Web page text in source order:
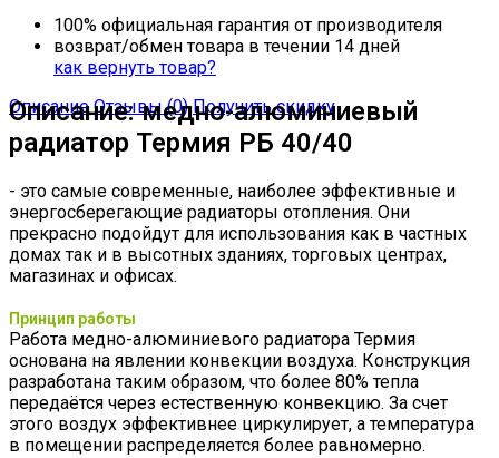
100% официальная гарантия от производителя
возврат/обмен товара в течении 14 дней
как вернуть товар?
Описание Отзывы (0) Получить скидку
Описание: медно-алюминиевый
радиатор Термия РБ 40/40
- это самые современные, наиболее эффективные и
энергосберегающие радиаторы отопления. Они
прекрасно подойдут для использования как в частных
домах так и в высотных зданиях, торговых центрах,
магазинах и офисах.
Принцип работы
Работа медно-алюминиевого радиатора Термия
основана на явлении конвекции воздуха. Конструкция
разработана таким образом, что более 80% тепла
передаётся через естественную конвекцию. За счет
этого воздух эффективнее циркулирует, а температура
в помещении распределяется более равномерно.